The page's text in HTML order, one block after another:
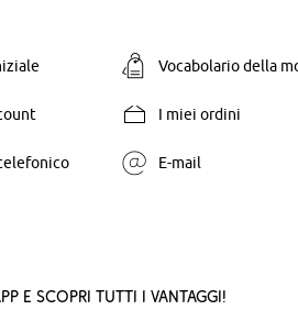
Vocabolario della
I miei ordini
E-mail
e scopri tutti i vantaggi!